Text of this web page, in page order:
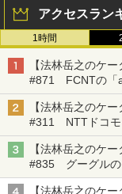
アクセスラン
1時間
【法林岳之のケ
#871 FCNTの「
【法林岳之のケ
#311 NTTドコモ
SOL26」を紹介！
【法林岳之のケ
#835 グーグルの
【法林岳之のケ